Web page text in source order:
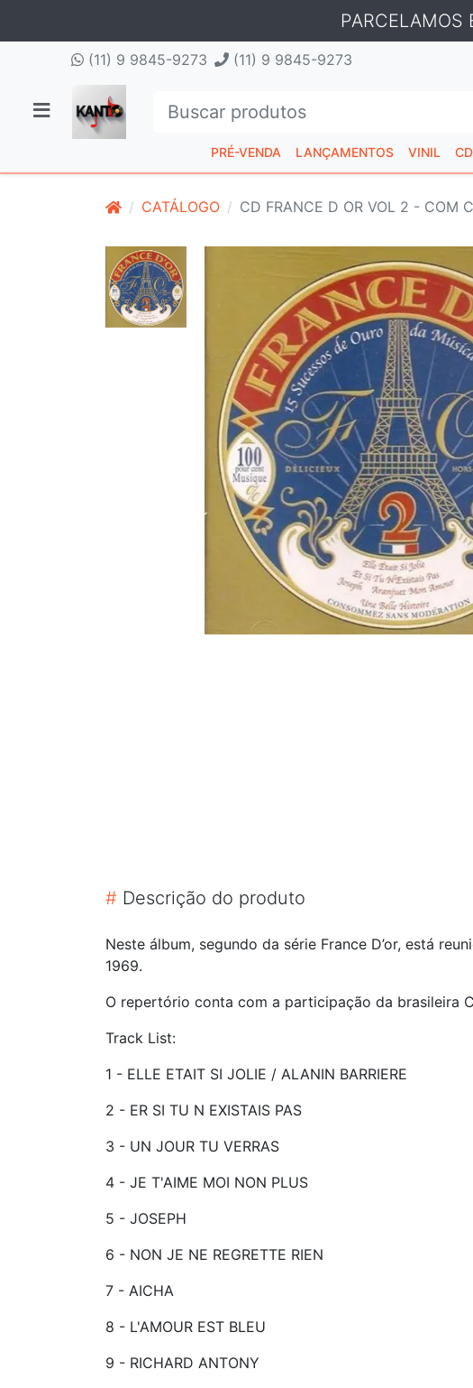
PARCELAMOS
(11) 9 9845-9273 (11) 9 9845-9273
PRÉ-VENDA LANÇAMENTOS VINIL CD
CATÁLOGO CD FRANCE D OR VOL 2 - COM
# Descrição do produto
Neste álbum, segundo da série France D’or, está
1969.
O repertório conta com a participação da brasileira
Track List:
1 - ELLE ETAIT SI JOLIE / ALANIN BARRIERE
2 - ER SI TU N EXISTAIS PAS
3 - UN JOUR TU VERRAS
4 - JE T'AIME MOI NON PLUS
5 - JOSEPH
6 - NON JE NE REGRETTE RIEN
7 - AICHA
8 - L'AMOUR EST BLEU
9 - RICHARD ANTONY